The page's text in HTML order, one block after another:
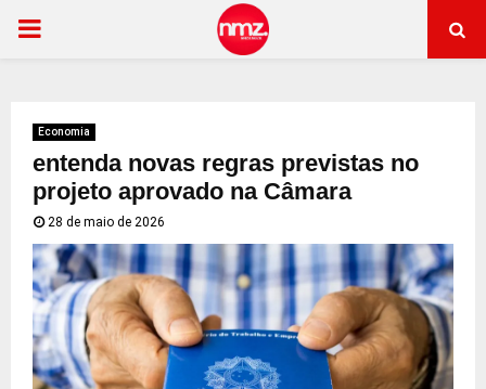
PRIMARY
Economia
entenda novas regras previstas no
projeto aprovado na Câmara
28 de maio de 2026